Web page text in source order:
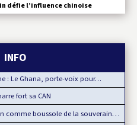
défie l’influence chinoise
: Le Ghana, porte-voix pour…
fort sa CAN
boussole de la souveraineté…